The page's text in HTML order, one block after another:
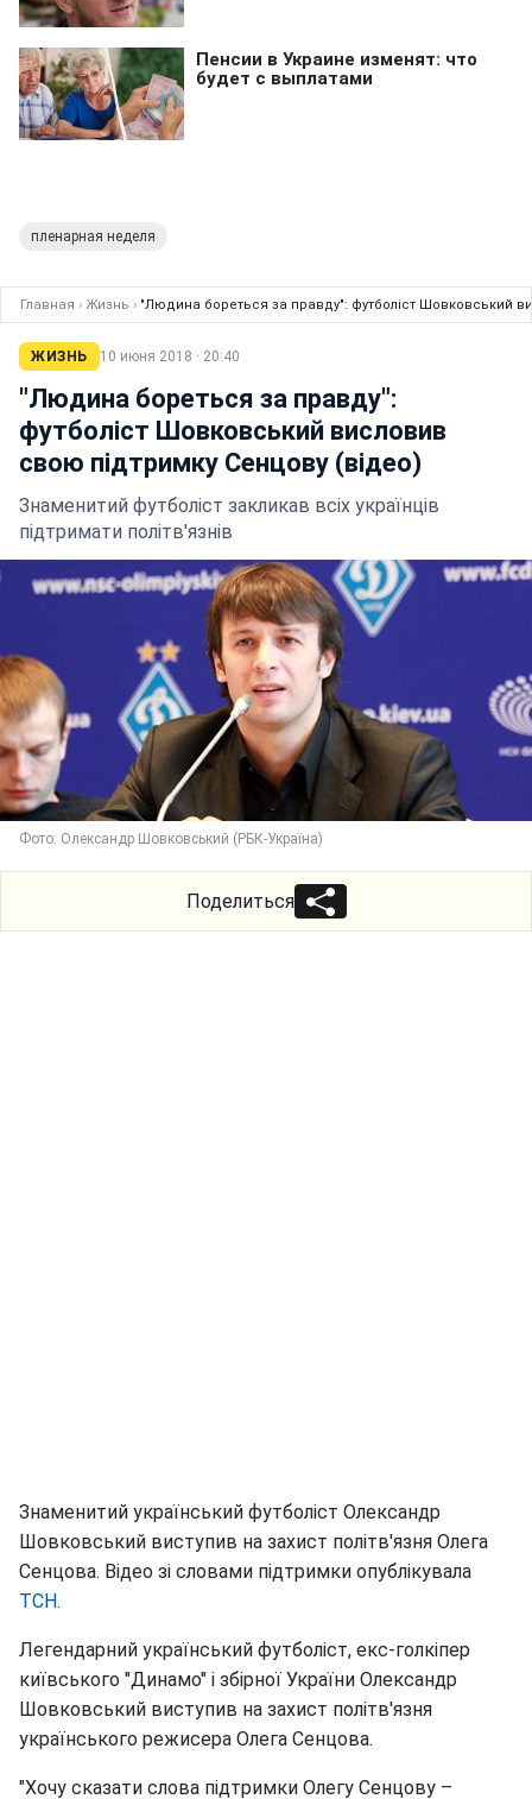
пленарная неделя
Главная › Жизнь › "Людина бореться за правду": футболіст Шовковський
ЖИЗНЬ 10 июня 2018 · 20:40
"Людина бореться за правду":
футболіст Шовковський висловив
свою підтримку Сенцову (відео)
Знаменитий футболіст закликав всіх українців
підтримати політв'язнів
Фото: Олександр Шовковський (РБК-Україна)
Поделиться
Знаменитий український футболіст Олександр
Шовковський виступив на захист політв'язня Олега
Сенцова. Відео зі словами підтримки опублікувала
ТСН.
Легендарний український футболіст, екс-голкіпер
київського "Динамо" і збірної України Олександр
Шовковський виступив на захист політв'язня
українського режисера Олега Сенцова.
"Хочу сказати слова підтримки Олегу Сенцову –